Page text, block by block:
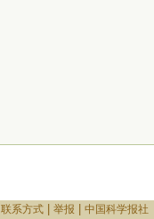
联系方式| 举报 中国科学报社